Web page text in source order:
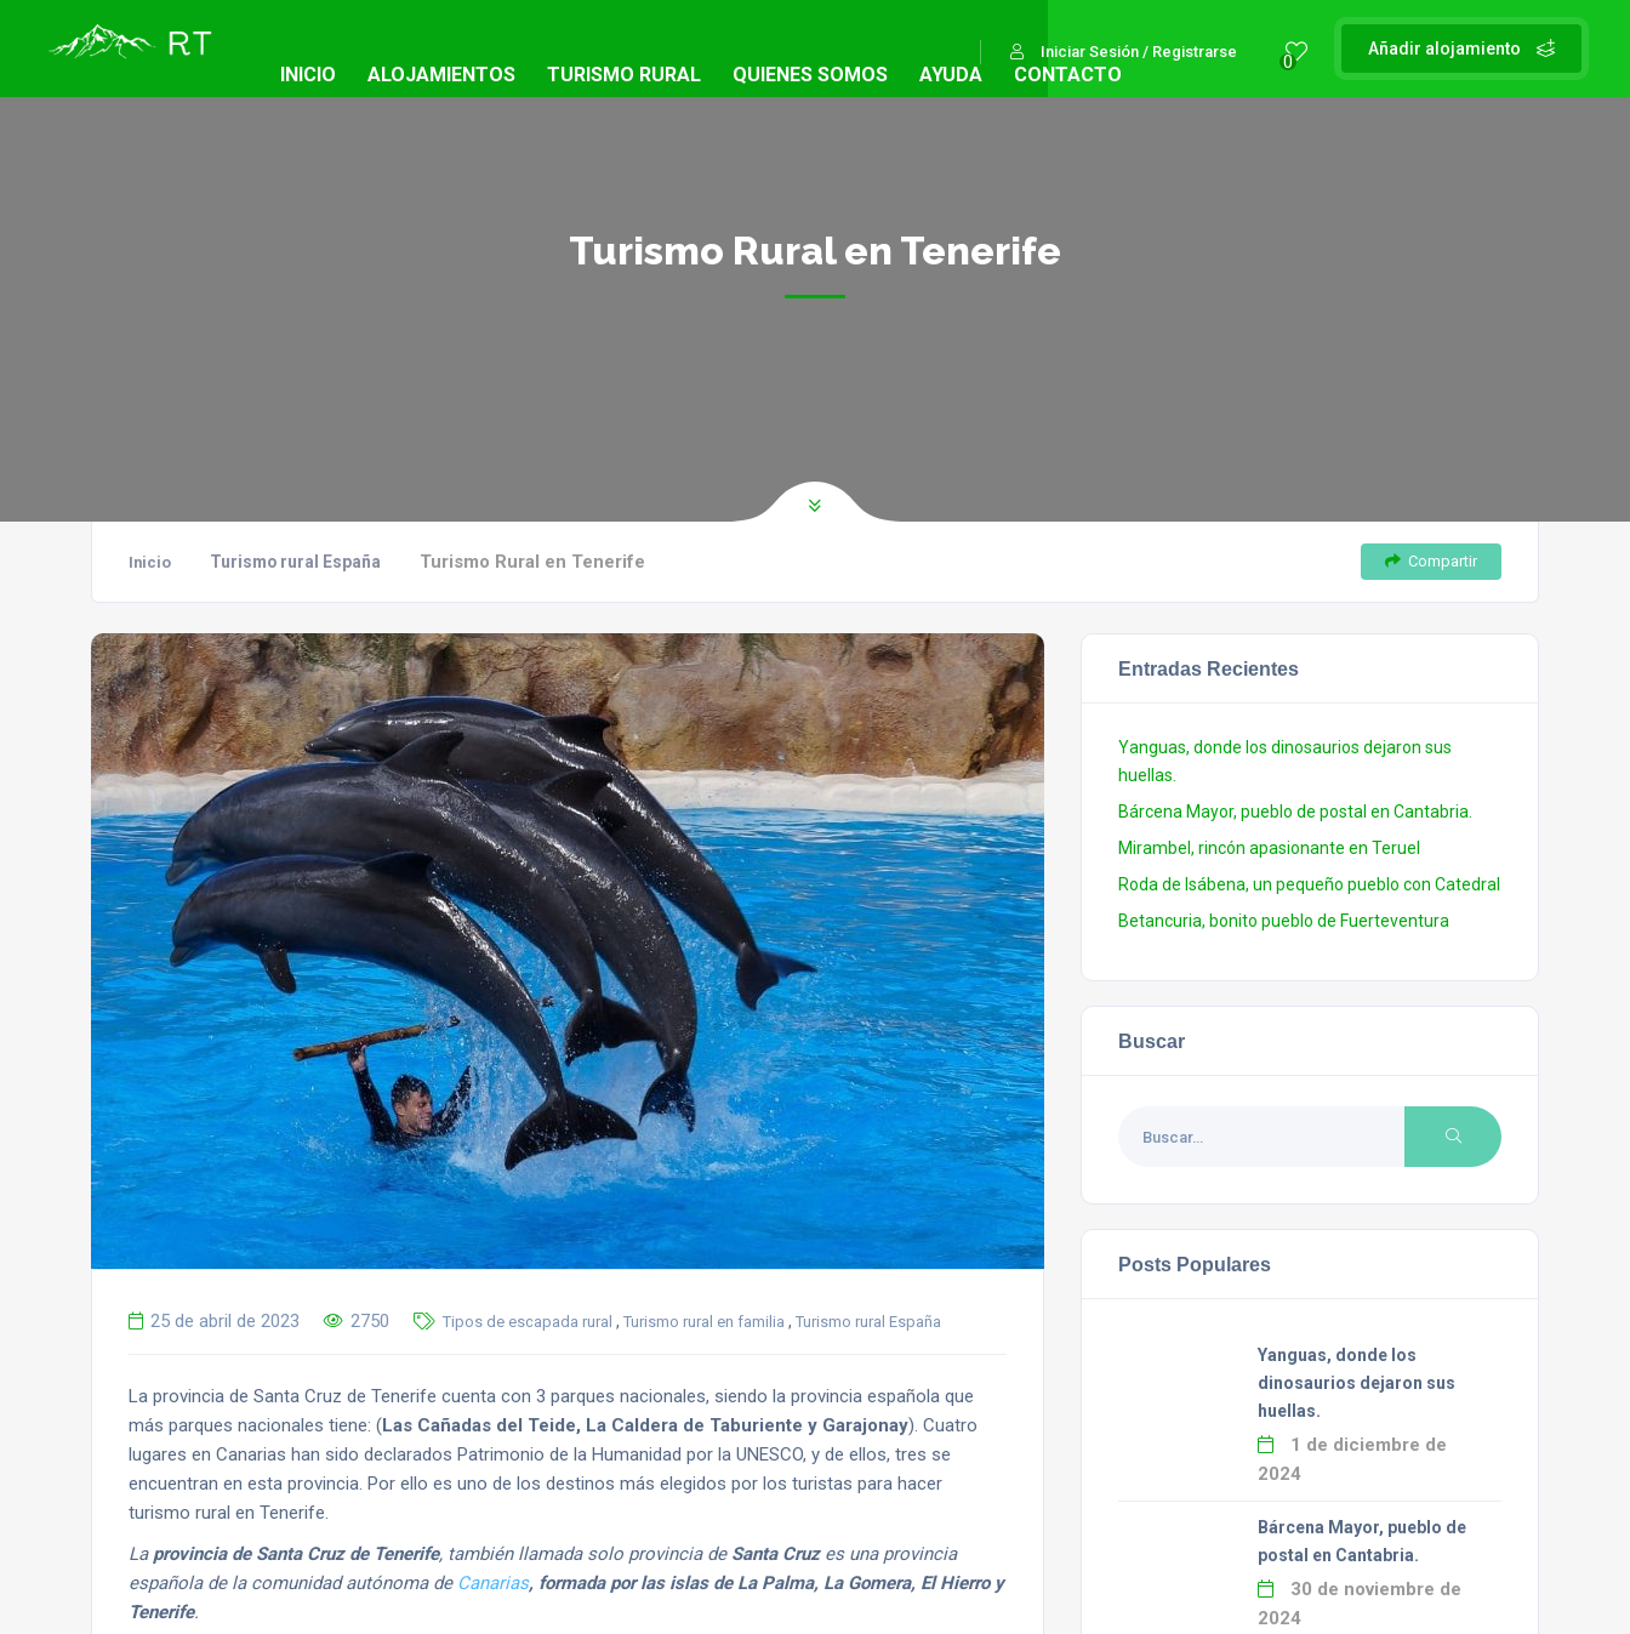
Añadir alojamiento
0
Iniciar Sesión / Registrarse
INICIO ALOJAMIENTOS TURISMO RURAL QUIENES SOMOS AYUDA CONTACTO
Turismo Rural en Tenerife
Inicio Turismo rural España Turismo Rural en Tenerife Compartir
25 de abril de 2023 2750 Tipos de escapada rural , Turismo rural en familia , Turismo rural España
La provincia de Santa Cruz de Tenerife cuenta con 3 parques nacionales, siendo la provincia española que
más parques nacionales tiene: (Las Cañadas del Teide, La Caldera de Taburiente y Garajonay). Cuatro
lugares en Canarias han sido declarados Patrimonio de la Humanidad por la UNESCO, y de ellos, tres se
encuentran en esta provincia. Por ello es uno de los destinos más elegidos por los turistas para hacer
turismo rural en Tenerife.
Laprovincia de Santa Cruz de Tenerife, también llamada solo provincia de Santa Cruzes una provincia
española de la comunidad autónoma de Canarias, formada por las islas de La Palma, La Gomera, El Hierro y
Tenerife.
Entradas Recientes
Yanguas, donde los dinosaurios dejaron sus
huellas.
Bárcena Mayor, pueblo de postal en Cantabria.
Mirambel, rincón apasionante en Teruel
Roda de Isábena, un pequeño pueblo con Catedral
Betancuria, bonito pueblo de Fuerteventura
Buscar
Posts Populares
Yanguas, donde los
dinosaurios dejaron sus
huellas.
1 de diciembre de
2024
Bárcena Mayor, pueblo de
postal en Cantabria.
30 de noviembre de
2024